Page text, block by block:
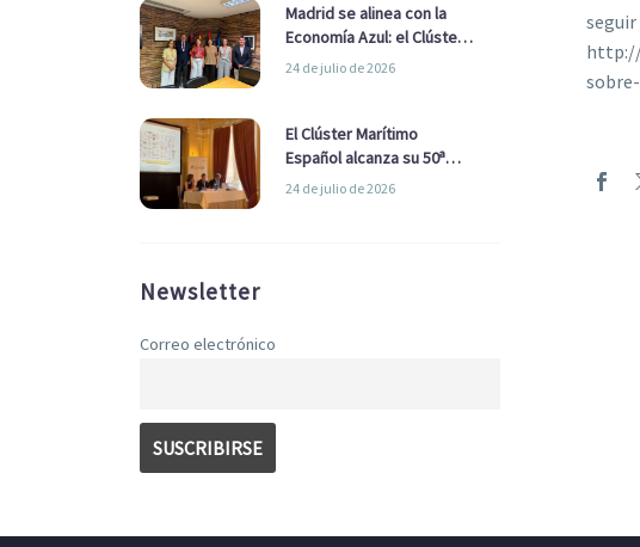
Madrid se alinea con la
Economía Azul: el Clúster
Marítimo Español y la Real
Ayuntamiento
24 de julio de 2026
El Clúster Marítimo
Español alcanza su 50ª
Asamblea reafirmando su
24 de julio de 2026
Newsletter
Correo electrónico
seguir
http://